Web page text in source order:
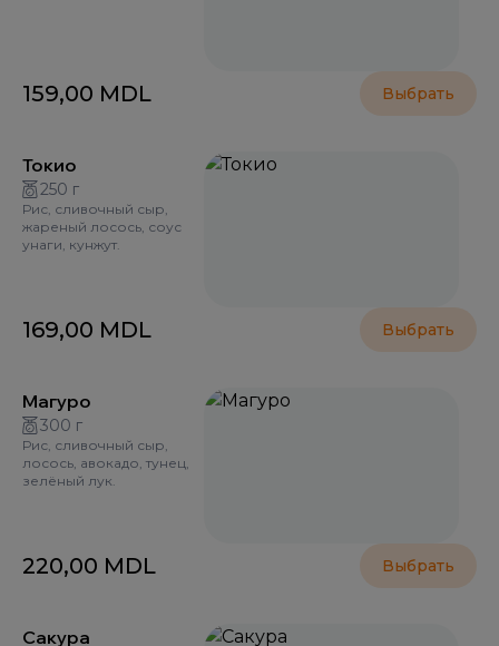
159,00 MDL Выбрать
Токио
250 г
Рис, сливочный сыр,
жареный лосось, соус
унаги, кунжут.
169,00 MDL Выбрать
Магуро
300 г
Рис, сливочный сыр,
лосось, авокадо, тунец,
зелёный лук.
220,00 MDL Выбрать
Сакура